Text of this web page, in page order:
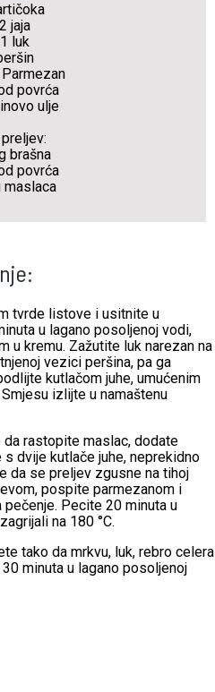
2 jaja
1 luk
povrća
ulje
brašna
povrća
maslaca
tvrde listove i usitnite u
u lagano posoljenoj vodi,
u kremu. Zažutite luk narezan na
vezici peršina, pa ga
kutlačom juhe, umućenim
izlijte u namaštenu
rastopite maslac, dodate
dvije kutlače juhe, neprekidno
da se preljev zgusne na tihoj
pospite parmezanom i
Pecite 20 minuta u
na 180 °C.
tako da mrkvu, luk, rebro celera
minuta u lagano posoljenoj